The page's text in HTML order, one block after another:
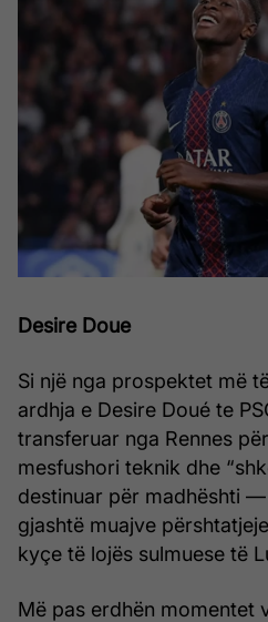
Desire Doue
Si një nga prospektet më
ardhja e Desire Doué te
transferuar nga Rennes
mesfushori teknik dhe
destinuar për madhështi
gjashtë muajve
kyçe të lojës sulmuese të
Më pas erdhën momentet